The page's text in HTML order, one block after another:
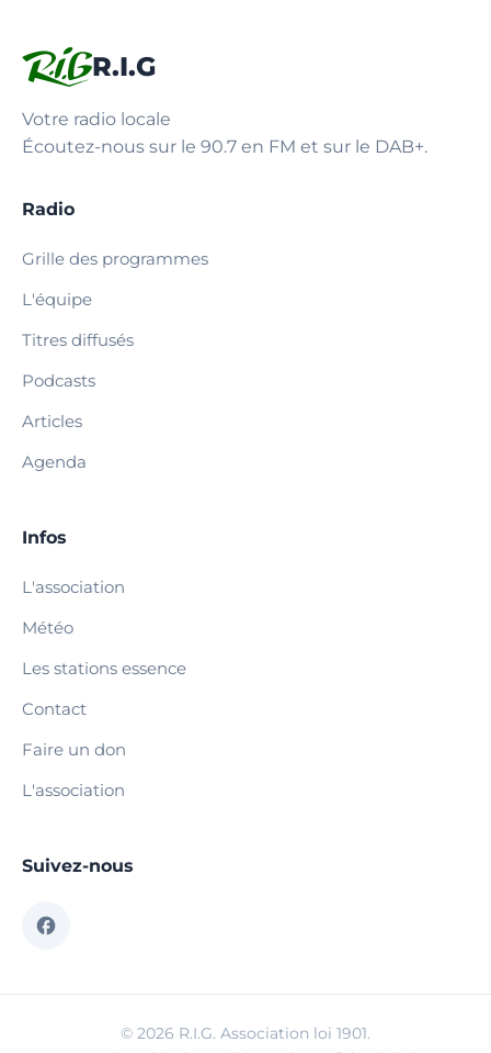
R.I.G
Votre radio locale
Écoutez-nous sur le 90.7 en FM et sur le DAB+.
Radio
Grille des programmes
L'équipe
Titres diffusés
Podcasts
Articles
Agenda
Infos
L'association
Météo
Les stations essence
Contact
Faire un don
L'association
Suivez-nous
© 2026 R.I.G. Association loi 1901.